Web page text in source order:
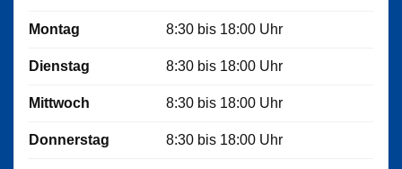
Montag 8:30 bis 18:00 Uhr
Dienstag 8:30 bis 18:00 Uhr
Mittwoch 8:30 bis 18:00 Uhr
Donnerstag 8:30 bis 18:00 Uhr